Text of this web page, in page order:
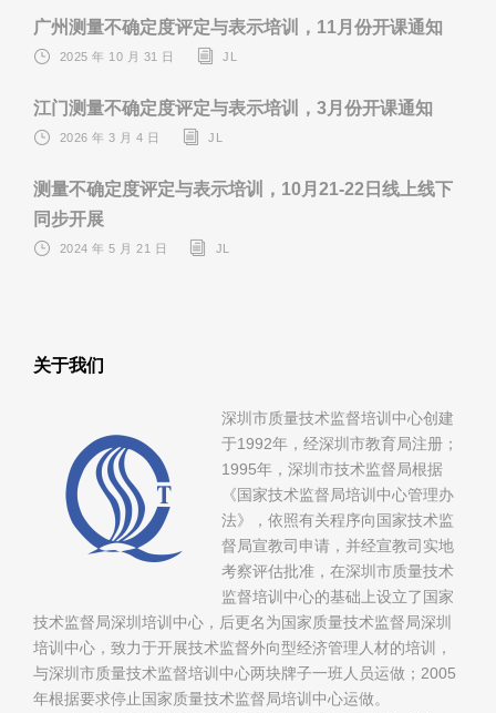
广州测量不确定度评定与表示培训，11月份开课通知
2025 年 10 月 31 日 JL
江门测量不确定度评定与表示培训，3月份开课通知
2026 年 3 月 4 日 JL
测量不确定度评定与表示培训，10月21-22日线上线下
同步开展
2024 年 5 月 21 日 JL
关于我们
深圳市质量技术监督培训中心创建
于1992年，经深圳市教育局注册；
1995年，深圳市技术监督局根据
《国家技术监督局培训中心管理办
法》，依照有关程序向国家技术监
督局宣教司申请，并经宣教司实地
考察评估批准，在深圳市质量技术
监督培训中心的基础上设立了国家
技术监督局深圳培训中心，后更名为国家质量技术监督局深圳
培训中心，致力于开展技术监督外向型经济管理人材的培训，
与深圳市质量技术监督培训中心两块牌子一班人员运做；2005
年根据要求停止国家质量技术监督局培训中心运做。